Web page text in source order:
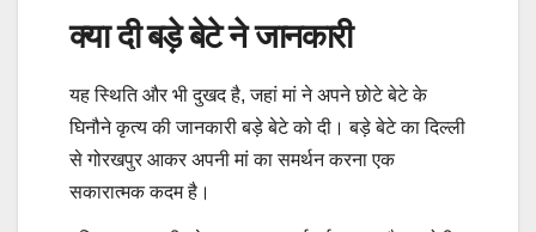
क्या दी बड़े बेटे ने जानकारी
यह स्थिति और भी दुखद है, जहां मां ने अपने छोटे बेटे के
घिनौने कृत्य की जानकारी बड़े बेटे को दी। बड़े बेटे का दिल्ली
से गोरखपुर आकर अपनी मां का समर्थन करना एक
सकारात्मक कदम है।